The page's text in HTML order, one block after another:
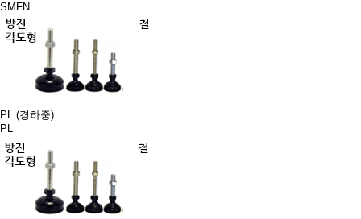
SMFN
PL (경하중)
PL